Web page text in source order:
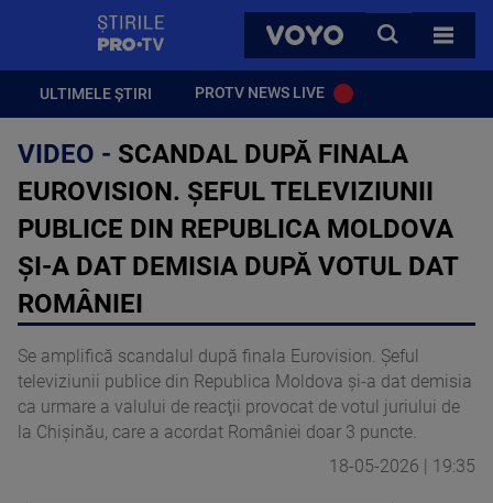
VOYO
CAUTA
TOATE
ULTIMELE ȘTIRI PROTV NEWS LIVE
VIDEO - SCANDAL DUPĂ FINALA
EUROVISION. ȘEFUL TELEVIZIUNII
PUBLICE DIN REPUBLICA MOLDOVA
ŞI-A DAT DEMISIA DUPĂ VOTUL DAT
ROMÂNIEI
Se amplifică scandalul după finala Eurovision. Şeful
televiziunii publice din Republica Moldova şi-a dat demisia
ca urmare a valului de reacţii provocat de votul juriului de
la Chişinău, care a acordat României doar 3 puncte.
18-05-2026 | 19:35